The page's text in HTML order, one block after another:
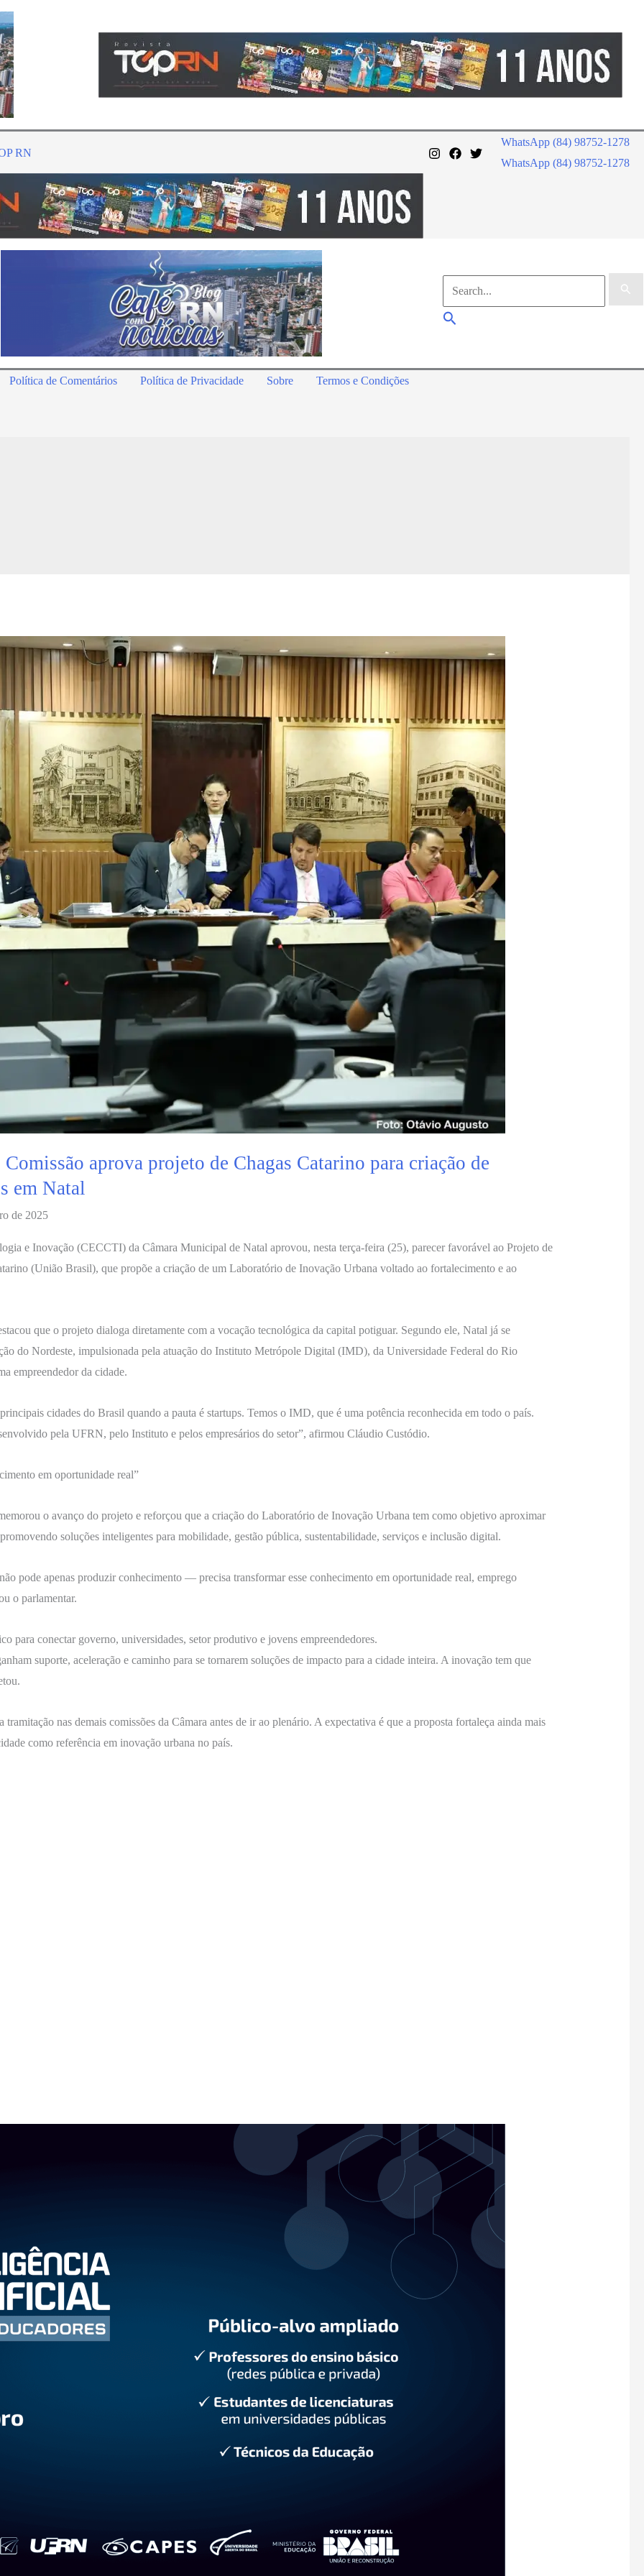
RN
WhatsApp (84) 98752-1278
WhatsApp (84) 98752-1278
por:
Pesquisar
Política de Comentários Política de Privacidade Sobre Termos e Condições
aprova projeto de Chagas Catarino para criação de
em Natal
de 2025
e Inovação (CECCTI) da Câmara Municipal de Natal aprovou, nesta terça-feira (25), parecer favorável ao Projeto de
(União Brasil), que propõe a criação de um Laboratório de Inovação Urbana voltado ao fortalecimento e ao
que o projeto dialoga diretamente com a vocação tecnológica da capital potiguar. Segundo ele, Natal já se
do Nordeste, impulsionada pela atuação do Instituto Metrópole Digital (IMD), da Universidade Federal do Rio
empreendedor da cidade.
cidades do Brasil quando a pauta é startups. Temos o IMD, que é uma potência reconhecida em todo o país.
pela UFRN, pelo Instituto e pelos empresários do setor”, afirmou Cláudio Custódio.
em oportunidade real”
o avanço do projeto e reforçou que a criação do Laboratório de Inovação Urbana tem como objetivo aproximar
soluções inteligentes para mobilidade, gestão pública, sustentabilidade, serviços e inclusão digital.
pode apenas produzir conhecimento — precisa transformar esse conhecimento em oportunidade real, emprego
o parlamentar.
para conectar governo, universidades, setor produtivo e jovens empreendedores.
suporte, aceleração e caminho para se tornarem soluções de impacto para a cidade inteira. A inovação tem que
nas demais comissões da Câmara antes de ir ao plenário. A expectativa é que a proposta fortaleça ainda mais
como referência em inovação urbana no país.